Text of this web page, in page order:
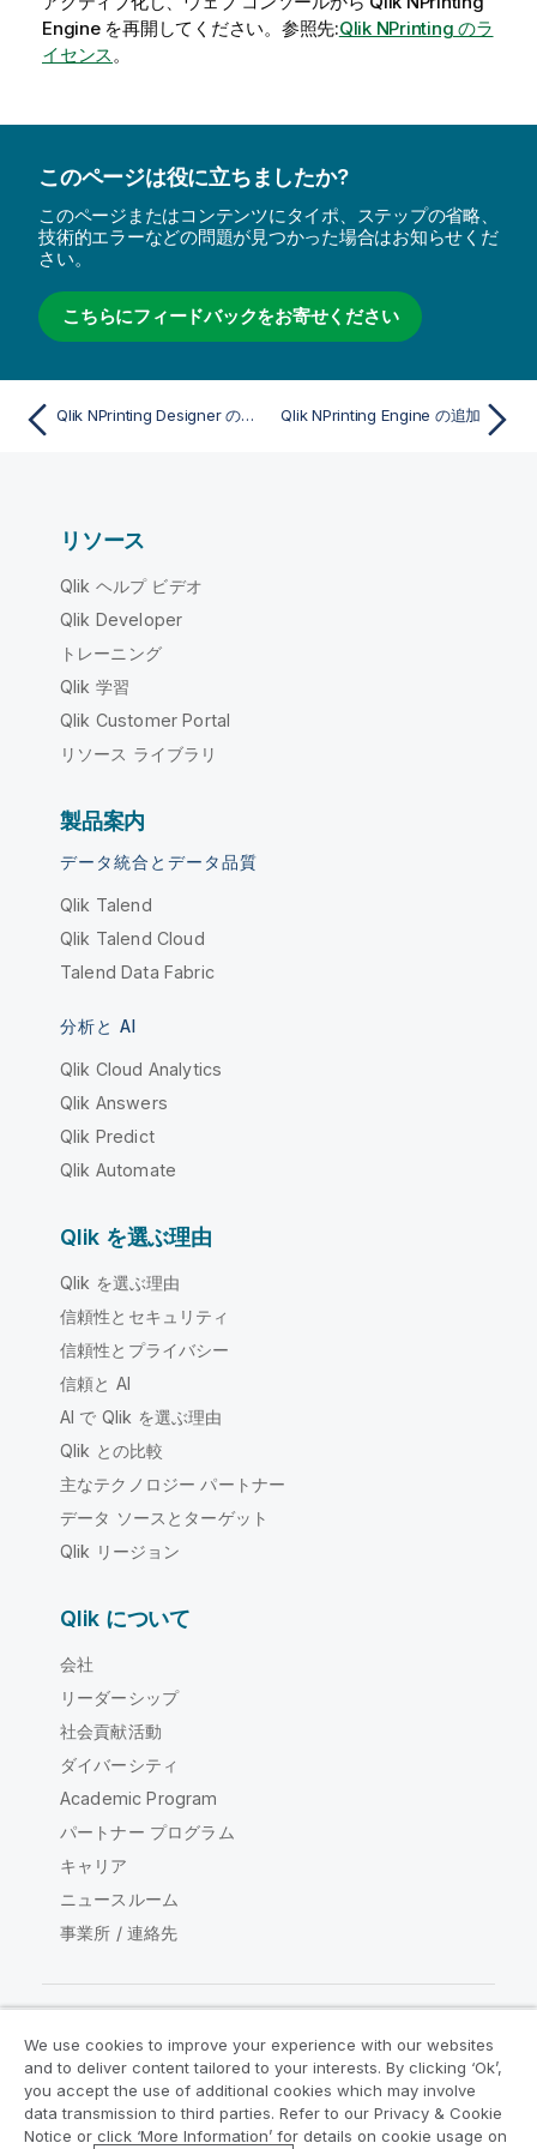
Engineを再開してください。参照先:Qlik NPrinting のラ
イセンス 。
このページは役に立ちましたか?
このページまたはコンテンツにタイポ、ステップの省略、
技術的エラーなどの問題が見つかった場合はお知らせくだ
さい。
こちらにフィードバックをお寄せください
Qlik NPrinting Designer のインストール Qlik NPrinting Engine の追加
リソース
Qlik ヘルプ ビデオ
Qlik Developer
トレーニング
Qlik 学習
Qlik Customer Portal
リソース ライブラリ
製品案内
データ統合とデータ品質
Qlik Talend
Qlik Talend Cloud
Talend Data Fabric
分析と AI
Qlik Cloud Analytics
Qlik Answers
Qlik Predict
Qlik Automate
Qlik を選ぶ理由
Qlik を選ぶ理由
信頼性とセキュリティ
信頼性とプライバシー
信頼と AI
AI で Qlik を選ぶ理由
Qlik との比較
主なテクノロジー パートナー
データ ソースとターゲット
Qlik リージョン
Qlik について
会社
リーダーシップ
社会貢献活動
ダイバーシティ
Academic Program
パートナー プログラム
キャリア
ニュースルーム
事業所 / 連絡先
Qlik コミュニティ
法的契約 製品規約
Legal Policies
We use cookies to improve your experience with our websites
and to deliver content tailored to your interests. By clicking ‘Ok’,
you accept the use of additional cookies which may involve
data transmission to third parties. Refer to our Privacy & Cookie
Notice or click ‘More Information’ for details on cookie usage on